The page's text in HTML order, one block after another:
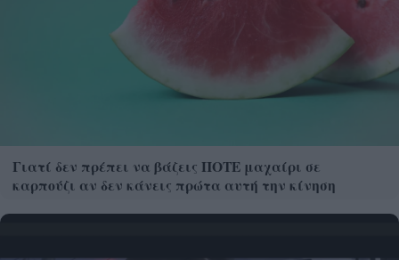
Γιατί δεν πρέπει να βάζεις ΠΟΤΕ μαχαίρι σε
καρπούζι αν δεν κάνεις πρώτα αυτή την κίνηση